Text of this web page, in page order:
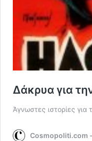
Δάκρυα για
Άγνωστες ιστορίες για
Cosmopoliti.com -